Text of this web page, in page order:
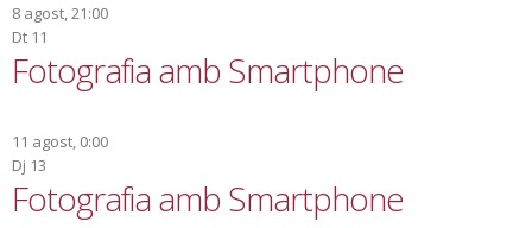
8 agost, 21:00
Dt 11
Fotografia amb Smartphone
11 agost, 0:00
Dj 13
Fotografia amb Smartphone